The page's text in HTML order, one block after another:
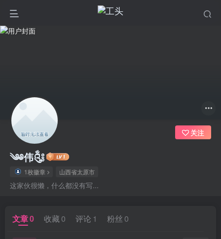
༄༅伟༃
1枚徽章 山西省太原市
这家伙很懒，什么都没有写...
关注
文章0 收藏 0 评论 1 粉丝 0